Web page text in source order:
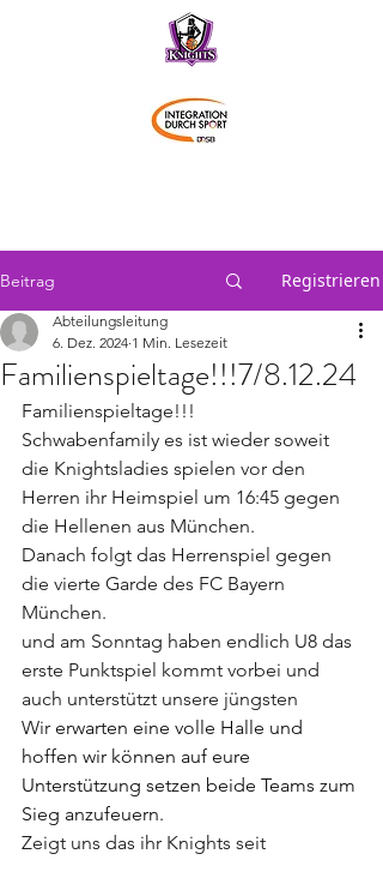
Beitrag Registrieren
Familienspieltage!!!7/8.12.24
Abteilungsleitung
6. Dez. 2024 1 Min. Lesezeit
Familienspieltage!!!
Schwabenfamily es ist wieder soweit
die Knightsladies spielen vor den
Herren ihr Heimspiel um 16:45 gegen
die Hellenen aus München.
Danach folgt das Herrenspiel gegen
die vierte Garde des FC Bayern
München.
und am Sonntag haben endlich U8 das
erste Punktspiel kommt vorbei und
auch unterstützt unsere jüngsten
Wir erwarten eine volle Halle und
hoffen wir können auf eure
Unterstützung setzen beide Teams zum
Sieg anzufeuern.
Zeigt uns das ihr Knights seit